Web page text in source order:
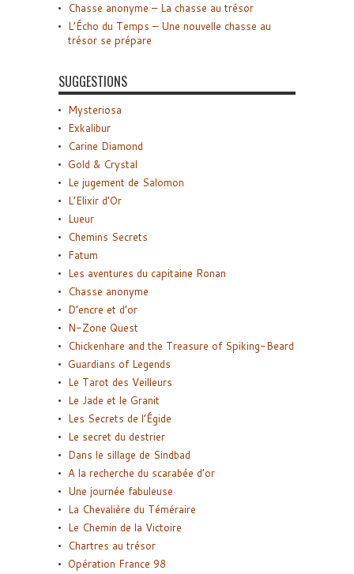
Chasse anonyme – La chasse au trésor
L’Écho du Temps – Une nouvelle chasse au
trésor se prépare
SUGGESTIONS
Mysteriosa
Exkalibur
Carine Diamond
Gold & Crystal
Le jugement de Salomon
L’Elixir d’Or
Lueur
Chemins Secrets
Fatum
Les aventures du capitaine Ronan
Chasse anonyme
D’encre et d’or
N-Zone Quest
Chickenhare and the Treasure of Spiking-Beard
Guardians of Legends
Le Tarot des Veilleurs
Le Jade et le Granit
Les Secrets de l’Égide
Le secret du destrier
Dans le sillage de Sindbad
A la recherche du scarabée d’or
Une journée fabuleuse
La Chevalière du Téméraire
Le Chemin de la Victoire
Chartres au trésor
Opération France 98